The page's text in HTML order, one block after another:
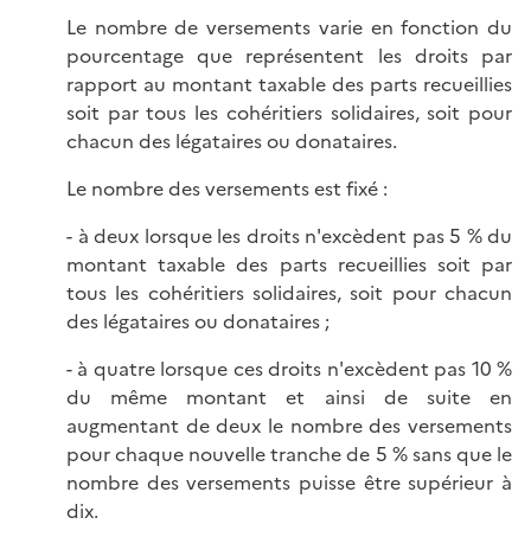
Le nombre de versements varie en fonction du
pourcentage que représentent les droits par
rapport au montant taxable des parts recueillies
soit par tous les cohéritiers solidaires, soit pour
chacun des légataires ou donataires.
Le nombre des versements est fixé :
- à deux lorsque les droits n'excèdent pas 5 % du
montant taxable des parts recueillies soit par
tous les cohéritiers solidaires, soit pour chacun
des légataires ou donataires ;
- à quatre lorsque ces droits n'excèdent pas 10 %
du même montant et ainsi de suite en
augmentant de deux le nombre des versements
pour chaque nouvelle tranche de 5 % sans que le
nombre des versements puisse être supérieur à
dix.